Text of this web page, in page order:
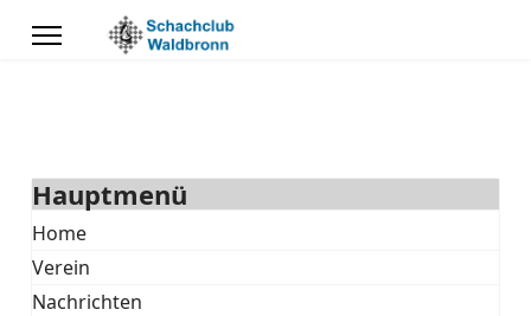
Hauptmenü
Home
Verein
Nachrichten